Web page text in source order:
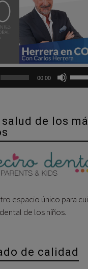
00:00
las
el
de los
espacio único para
de los niños.
de calidad